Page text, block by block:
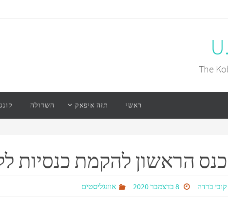
The
ראשי תזה איפאק השדולה
הראשון להקמת כנסיות
קובי ברדה 8 בדצמבר 2020 אוונגליסטים